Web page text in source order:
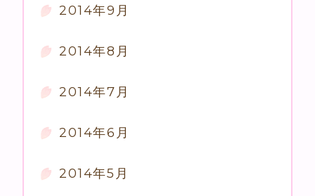
2014年9月
2014年8月
2014年7月
2014年6月
2014年5月